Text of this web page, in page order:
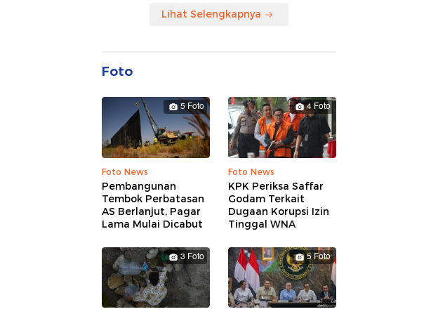
Lihat Selengkapnya
Foto
5 Foto
Foto News
Pembangunan
Tembok Perbatasan
AS Berlanjut, Pagar
Lama Mulai Dicabut
4 Foto
Foto News
KPK Periksa Saffar
Godam Terkait
Dugaan Korupsi Izin
Tinggal WNA
3 Foto 5 Foto